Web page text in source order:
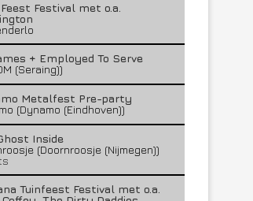
Festival met o.a.
+ Employed To Serve
(Seraing))
Metalfest Pre-party
(Dynamo (Eindhoven))
Inside
(Doornroosje (Nijmegen))
Tuinfeest Festival met o.a.